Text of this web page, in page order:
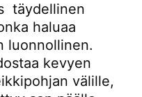
täydellinen
haluaa
luonnollinen.
kevyen
välille,